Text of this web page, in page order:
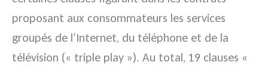
proposant aux consommateurs les services
groupés de l’Internet, du téléphone et de la
télévision (« triple play »). Au total, 19 clauses «